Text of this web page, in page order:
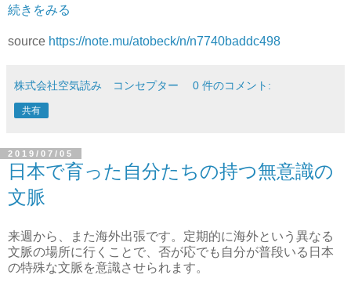
続きをみる
source https://note.mu/atobeck/n/n7740baddc498
株式会社空気読み コンセプター 0 件のコメント:
共有
2019/07/05
日本で育った自分たちの持つ無意識の
文脈
来週から、また海外出張です。定期的に海外という異なる
文脈の場所に行くことで、否が応でも自分が普段いる日本
の特殊な文脈を意識させられます。